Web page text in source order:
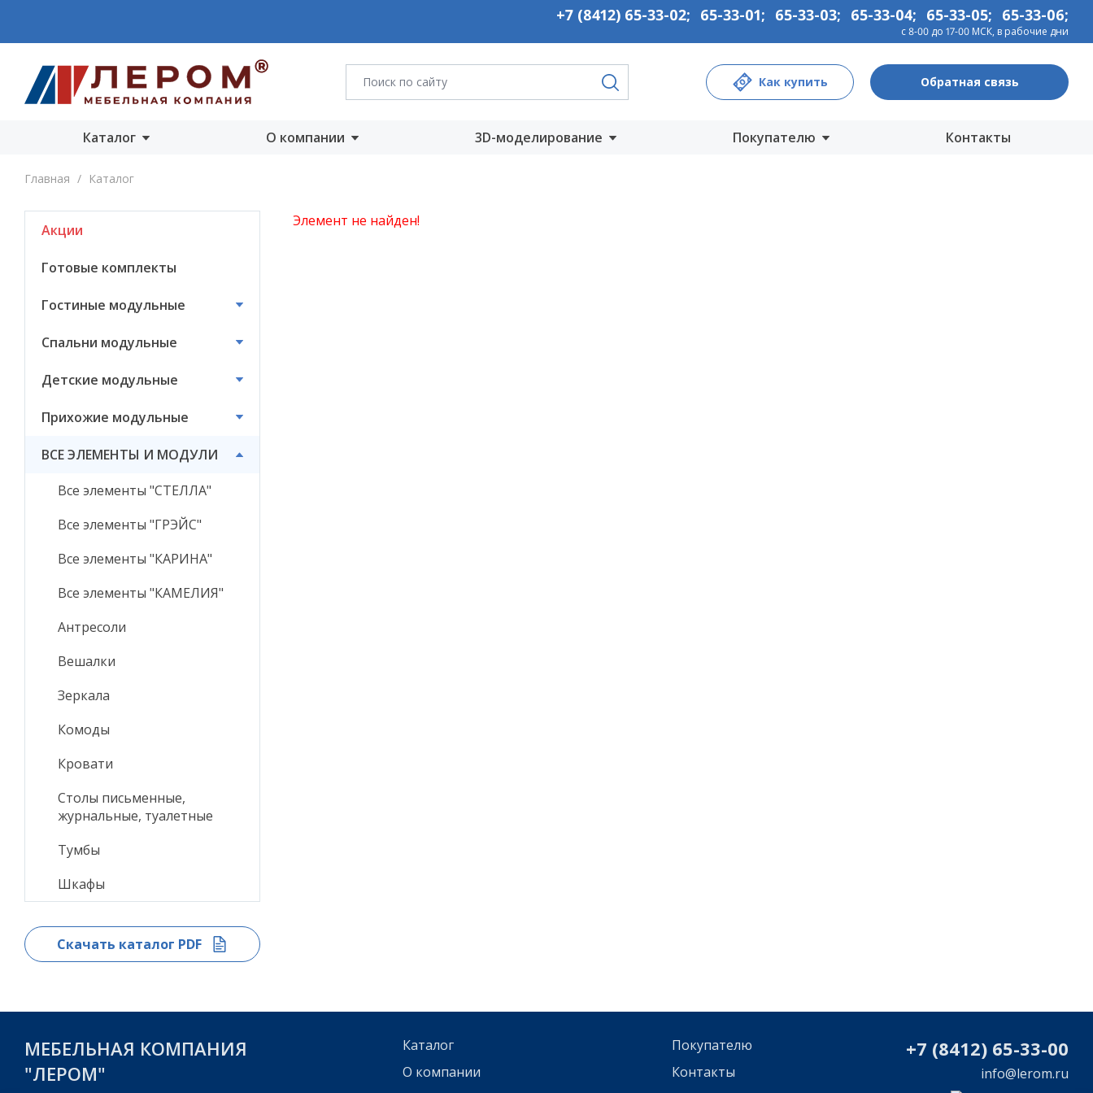
+7 (8412) 65-33-02; 65-33-01; 65-33-03; 65-33-04; 65-33-05; 65-33-06;
с 8-00 до 17-00 МСК, в рабочие дни
Как купить Обратная связь
Каталог
Акции
Детские модульные
Прихожие
ВСЕ ЭЛЕМЕНТЫ И
МОДУЛИ
О компании
3D-моделирование
Покупателю
Контакты
Главная / Каталог
Акции
Готовые комплекты
Гостиные модульные
Спальни модульные
Детские модульные
Прихожие модульные
ВСЕ ЭЛЕМЕНТЫ И МОДУЛИ
Все элементы "СТЕЛЛА"
Все элементы "ГРЭЙС"
Все элементы "КАРИНА"
Все элементы "КАМЕЛИЯ"
Антресоли
Вешалки
Зеркала
Комоды
Кровати
Столы письменные,
журнальные, туалетные
Тумбы
Шкафы
Скачать каталог PDF
Элемент не найден!
МЕБЕЛЬНАЯ КОМПАНИЯ
"ЛЕРОМ"
Каталог
О компании
Покупателю
Контакты
+7 (8412) 65-33-00
info@lerom.ru